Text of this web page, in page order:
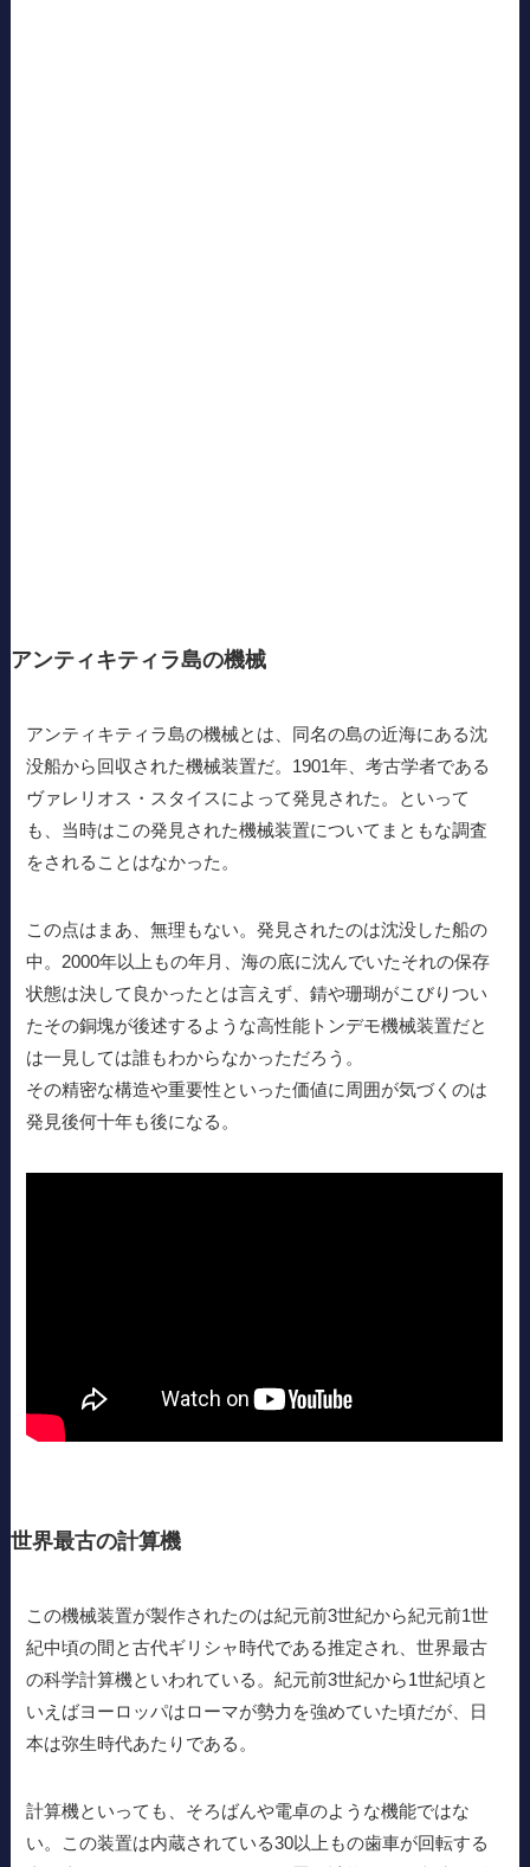
アンティキティラ島の機械
アンティキティラ島の機械とは、同名の島の近海にある沈
没船から回収された機械装置だ。1901年、考古学者である
ヴァレリオス・スタイスによって発見された。といって
も、当時はこの発見された機械装置についてまともな調査
をされることはなかった。
この点はまあ、無理もない。発見されたのは沈没した船の
中。2000年以上もの年月、海の底に沈んでいたそれの保存
状態は決して良かったとは言えず、錆や珊瑚がこびりつい
たその銅塊が後述するような高性能トンデモ機械装置だと
は一見しては誰もわからなかっただろう。
その精密な構造や重要性といった価値に周囲が気づくのは
発見後何十年も後になる。
世界最古の計算機
この機械装置が製作されたのは紀元前3世紀から紀元前1世
紀中頃の間と古代ギリシャ時代である推定され、世界最古
の科学計算機といわれている。紀元前3世紀から1世紀頃と
いえばヨーロッパはローマが勢力を強めていた頃だが、日
本は弥生時代あたりである。
計算機といっても、そろばんや電卓のような機能ではな
い。この装置は内蔵されている30以上もの歯車が回転する